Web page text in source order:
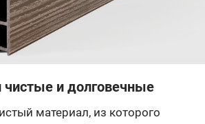
чистые и долговечные
материал, из которого